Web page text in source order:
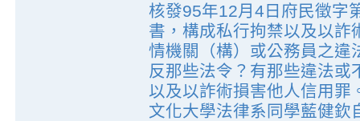
核發95年12月4日府民徵字
書，構成私行拘禁以及以詐
情機關（構）或公務員之違
反那些法令？有那些違法或
以及以詐術損害他人信用罪
文化大學法律系同學藍健欽